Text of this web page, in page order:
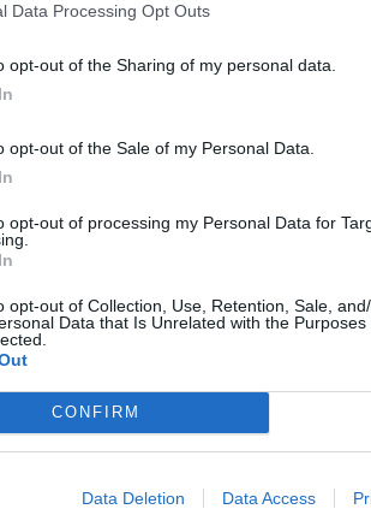
Data Processing Opt Outs
opt-out of the Sharing of my personal data.
opt-out of the Sale of my Personal Data.
opt-out of processing my Personal Data for
opt-out of Collection, Use, Retention, Sale,
Data that Is Unrelated with the Purposes
CONFIRM
Data Deletion Data Access
της Beyoncé έσπασε
→
,Renaissance ταινία,ορεμιέρα,Ταινία
Δείτε